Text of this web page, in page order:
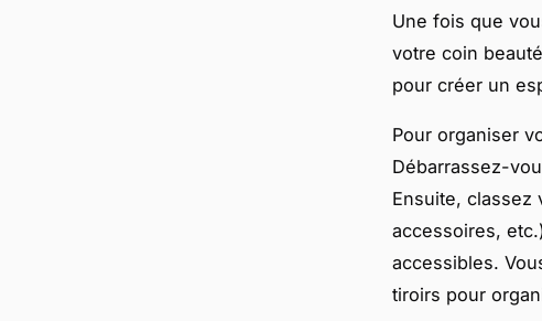
Une fois que
votre coin
pour créer un
Pour organiser
Débarrassez-
Ensuite, classez
accessoires,
accessibles.
tiroirs pour